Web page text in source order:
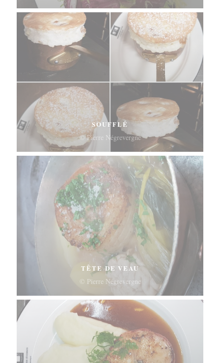
SOUFFLÉ
© Pierre Négrevergne
TÊTE DE VEAU
© Pierre Négrevergne